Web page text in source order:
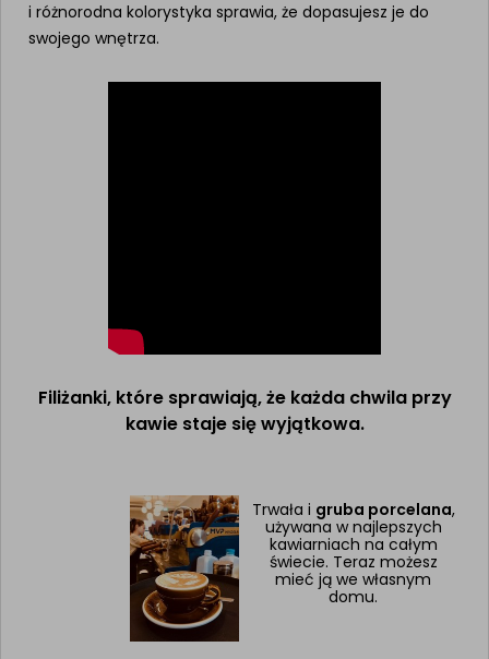
i różnorodna kolorystyka sprawia, że dopasujesz je do
swojego wnętrza.
Filiżanki, które sprawiają, że każda chwila przy
kawie staje się wyjątkowa.
Trwała i gruba porcelana,
używana w najlepszych
kawiarniach na całym
świecie. Teraz możesz
mieć ją we własnym
domu.